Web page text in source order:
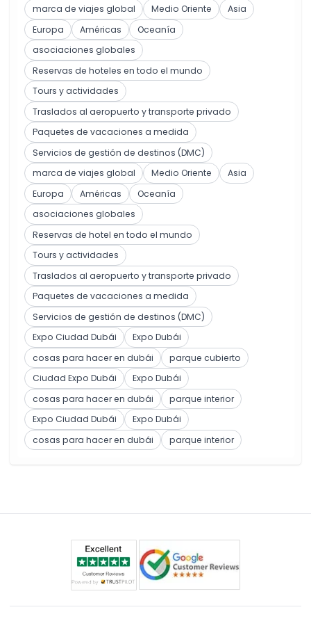
marca de viajes global
Medio Oriente
Asia
Europa
Américas
Oceanía
asociaciones globales
Reservas de hoteles en todo el mundo
Tours y actividades
Traslados al aeropuerto y transporte privado
Paquetes de vacaciones a medida
Servicios de gestión de destinos (DMC)
marca de viajes global
Medio Oriente
Asia
Europa
Américas
Oceanía
asociaciones globales
Reservas de hotel en todo el mundo
Tours y actividades
Traslados al aeropuerto y transporte privado
Paquetes de vacaciones a medida
Servicios de gestión de destinos (DMC)
Expo Ciudad Dubái
Expo Dubái
cosas para hacer en dubái
parque cubierto
Ciudad Expo Dubái
Expo Dubái
cosas para hacer en dubái
parque interior
Expo Ciudad Dubái
Expo Dubái
cosas para hacer en dubái
parque interior